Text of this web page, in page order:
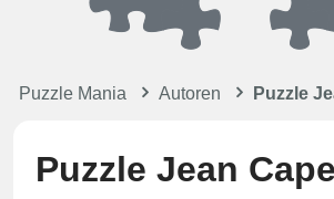
Puzzle Mania Autoren Puzzle
Puzzle Jean